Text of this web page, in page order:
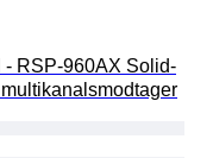
- RSP-960AX Solid-